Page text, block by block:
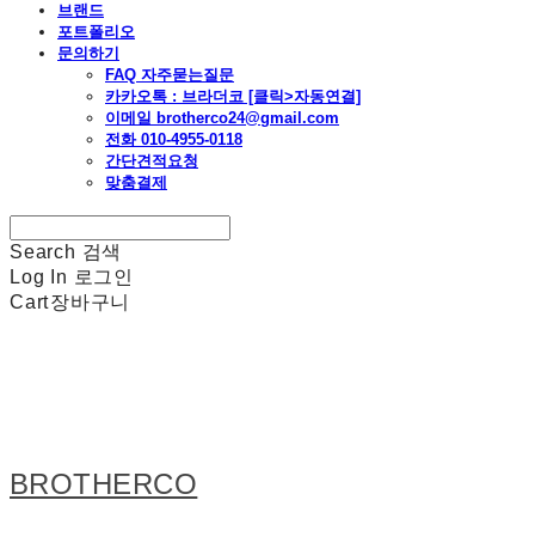
브랜드
포트폴리오
문의하기
FAQ 자주묻는질문
카카오톡 : 브라더코 [클릭>자동연결]
이메일 brotherco24@gmail.com
전화 010-4955-0118
간단견적요청
맞춤결제
Search 검색
Log In 로그인
Cart장바구니
BROTHERCO